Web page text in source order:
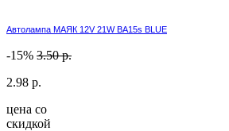
Автолампа МАЯК 12V 21W BA15s BLUE
-15% 3.50 р.
2.98 р.
цена со
скидкой